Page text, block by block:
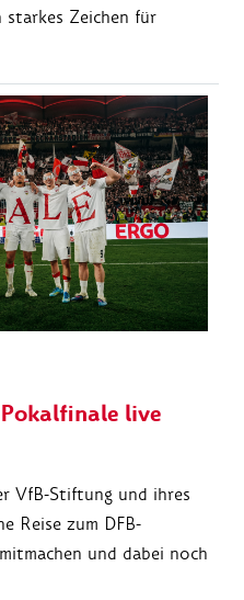
starkes Zeichen für
live
VfB-Stiftung und ihres
Reise zum DFB-
und dabei noch